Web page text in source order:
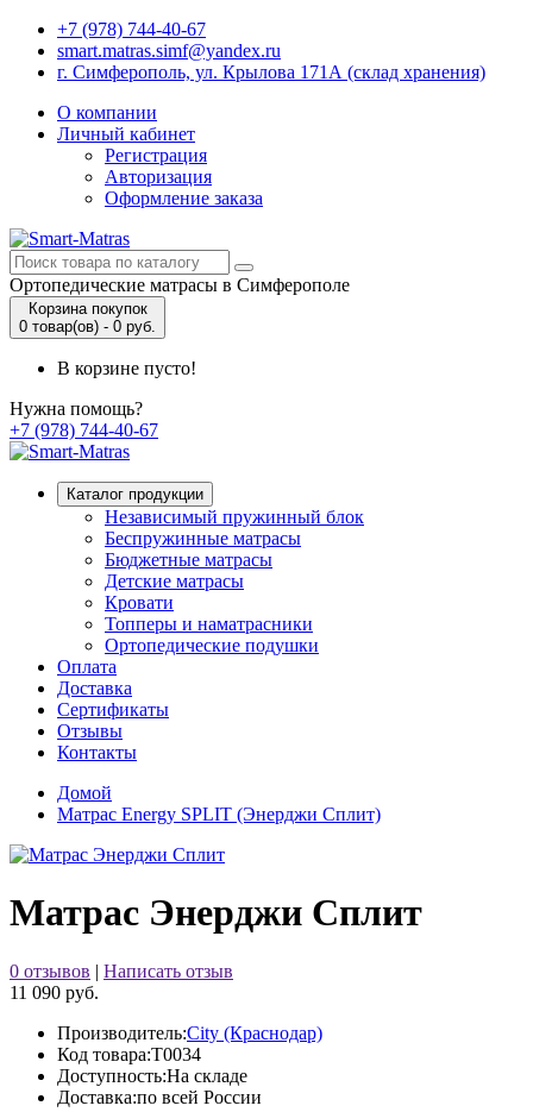
+7 (978) 744-40-67
smart.matras.simf@yandex.ru
г. Симферополь, ул. Крылова 171А (склад хранения)
О компании
Личный кабинет
Регистрация
Авторизация
Оформление заказа
Ортопедические матрасы в Симферополе
Корзина покупок
0 товар(ов) - 0 руб.
В корзине пусто!
Нужна помощь?
+7 (978) 744-40-67
Каталог продукции
Независимый пружинный блок
Беспружинные матрасы
Бюджетные матрасы
Детские матрасы
Кровати
Топперы и наматрасники
Ортопедические подушки
Оплата
Доставка
Сертификаты
Отзывы
Контакты
Домой
Матрас Energy SPLIT (Энерджи Сплит)
Матрас Энерджи Сплит
0 отзывов | Написать отзыв
11 090 руб.
Производитель:City (Краснодар)
Код товара:Т0034
Доступность:На складе
Доставка:по всей России